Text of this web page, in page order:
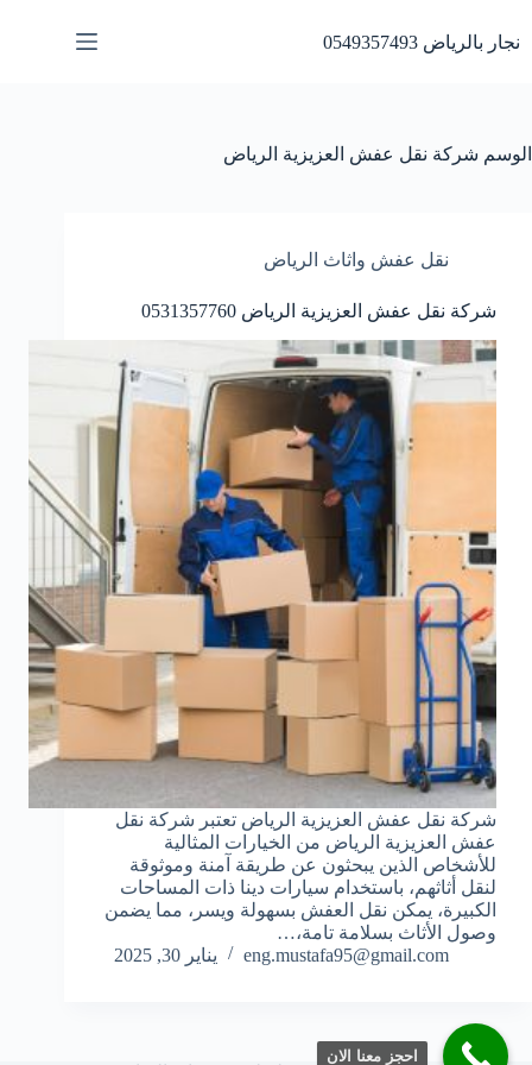
المحتوى
نجار بالرياض 0549357493
الوسم شركة نقل عفش العزيزية الرياض
نقل عفش واثاث الرياض
شركة نقل عفش العزيزية الرياض 0531357760
شركة نقل عفش العزيزية الرياض تعتبر شركة نقل
عفش العزيزية الرياض من الخيارات المثالية
للأشخاص الذين يبحثون عن طريقة آمنة وموثوقة
لنقل أثاثهم، باستخدام سيارات دينا ذات المساحات
الكبيرة، يمكن نقل العفش بسهولة ويسر، مما يضمن
وصول الأثاث بسلامة تامة،…
eng.mustafa95@gmail.com
يناير 30, 2025
احجز معنا الان